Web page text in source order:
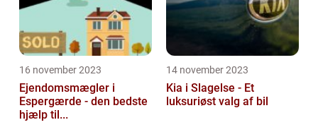
16 november 2023
Ejendomsmægler i
Espergærde - den bedste
hjælp til...
14 november 2023
Kia i Slagelse - Et
luksuriøst valg af bil